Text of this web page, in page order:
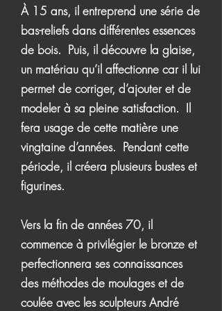
À 15 ans, il entreprend une série de
bas-reliefs dans différentes essences
de bois. Puis, il découvre la glaise,
un matériau qu’il affectionne car il lui
permet de corriger, d’ajouter et de
modeler à sa pleine satisfaction. Il
fera usage de cette matière une
vingtaine d’années. Pendant cette
période, il créera plusieurs bustes et
figurines.
Vers la fin de années 70, il
commence à privilégier le bronze et
perfectionnera ses connaissances
des méthodes de moulages et de
coulée avec les sculpteurs André